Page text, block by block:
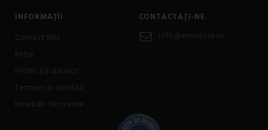
INFORMAȚII
Contact EMI
Retur
Protecția datelor
Termeni și condiții
Întrebări frecvente
CONTACTAȚI-NE
info@emistore.ro